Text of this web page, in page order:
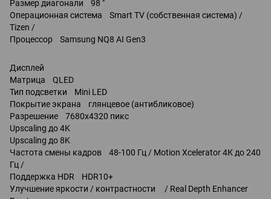
Размер диагонали 98 "
Операционная система Smart TV (собственная система) /
Tizen /
Процессор Samsung NQ8 AI Gen3
Дисплей
Матрица QLED
Тип подсветки Mini LED
Покрытие экрана глянцевое (антибликовое)
Разрешение 7680x4320 пикс
Upscaling до 4K
Upscaling до 8K
Частота смены кадров 48-100 Гц / Motion Xcelerator 4К до 240
Гц /
Поддержка HDR HDR10+
Улучшение яркости / контрастности / Real Depth Enhancer